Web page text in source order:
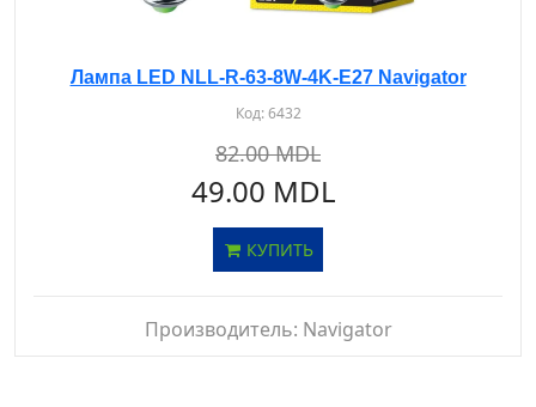
Лампа LED NLL-R-63-8W-4K-E27 Navigator
Код:6432
82.00 MDL
49.00 MDL
КУПИТЬ
Производитель: Navigator